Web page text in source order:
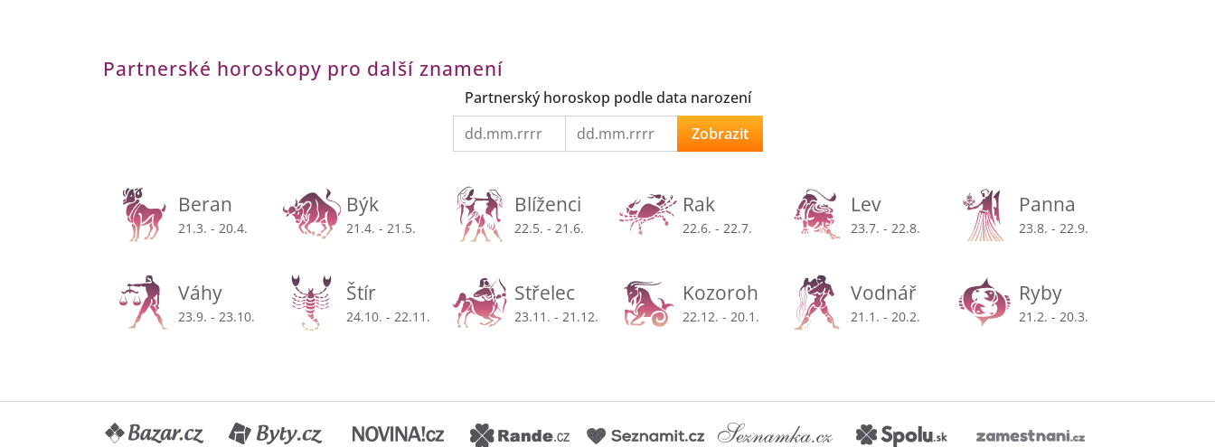
Partnerské horoskopy pro další znamení
Partnerský horoskop podle data narození
Zobrazit
Beran
21.3. - 20.4.
Býk
21.4. - 21.5.
Blíženci
22.5. - 21.6.
Rak
22.6. - 22.7.
Lev
23.7. - 22.8.
Panna
23.8. - 22.9.
Váhy
23.9. - 23.10.
Štír
24.10. - 22.11.
Střelec
23.11. - 21.12.
Kozoroh
22.12. - 20.1.
Vodnář
21.1. - 20.2.
Ryby
21.2. - 20.3.